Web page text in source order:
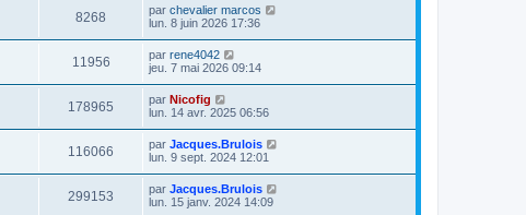
8268 par chevalier marcos
lun. 8 juin 2026 17:36
11956 par rene4042
jeu. 7 mai 2026 09:14
178965 par Nicofig
lun. 14 avr. 2025 06:56
116066 par Jacques.Brulois
lun. 9 sept. 2024 12:01
299153 par Jacques.Brulois
lun. 15 janv. 2024 14:09